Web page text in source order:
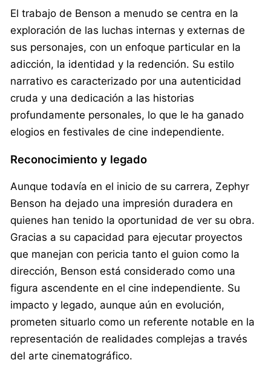
El trabajo de Benson a menudo se centra en la
exploración de las luchas internas y externas de
sus personajes, con un enfoque particular en la
adicción, la identidad y la redención. Su estilo
narrativo es caracterizado por una autenticidad
cruda y una dedicación a las historias
profundamente personales, lo que le ha ganado
elogios en festivales de cine independiente.
Reconocimiento y legado
Aunque todavía en el inicio de su carrera, Zephyr
Benson ha dejado una impresión duradera en
quienes han tenido la oportunidad de ver su obra.
Gracias a su capacidad para ejecutar proyectos
que manejan con pericia tanto el guion como la
dirección, Benson está considerado como una
figura ascendente en el cine independiente. Su
impacto y legado, aunque aún en evolución,
prometen situarlo como un referente notable en la
representación de realidades complejas a través
del arte cinematográfico.